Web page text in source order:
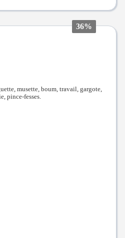
36%
musette, boum, travail, gargote,
pince-fesses.